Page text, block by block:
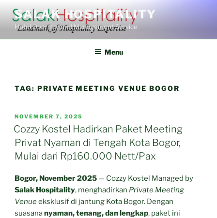
content
SALAK HOSPITALITY
Hotel Operator and Management Service
Menu
TAG: PRIVATE MEETING VENUE BOGOR
POSTED
ON
NOVEMBER 7, 2025
Cozzy Kostel Hadirkan Paket Meeting
Privat Nyaman di Tengah Kota Bogor,
Mulai dari Rp160.000 Nett/Pax
Bogor, November 2025 — Cozzy Kostel Managed by
Salak Hospitality, menghadirkan Private Meeting
Venueeksklusif di jantung Kota Bogor. Dengan
suasananyaman, tenang, dan lengkap, paket ini